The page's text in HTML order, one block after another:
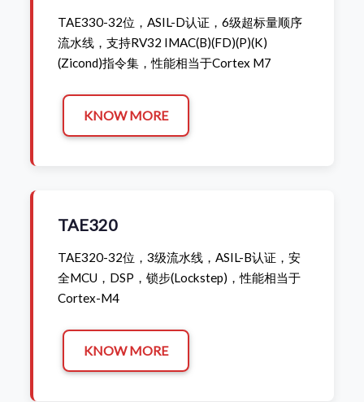
TAE330-32位，ASIL-D认证，6级超标量顺序
流水线，支持RV32 IMAC(B)(FD)(P)(K)
(Zicond)指令集，性能相当于Cortex M7
KNOW MORE
TAE320
TAE320-32位，3级流水线，ASIL-B认证，安
全MCU，DSP，锁步(Lockstep)，性能相当于
Cortex-M4
KNOW MORE